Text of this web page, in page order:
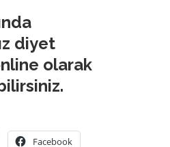
diyet
olarak
Facebook